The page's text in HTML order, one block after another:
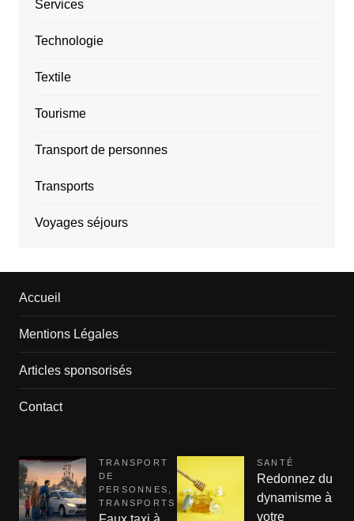
Services
Technologie
Textile
Tourisme
Transport de personnes
Transports
Voyages séjours
Accueil
Mentions Légales
Articles sponsorisés
Contact
TRANSPORT
DE
PERSONNES
TRANSPORTS
SANTÉ
Redonnez du
dynamisme à
votre